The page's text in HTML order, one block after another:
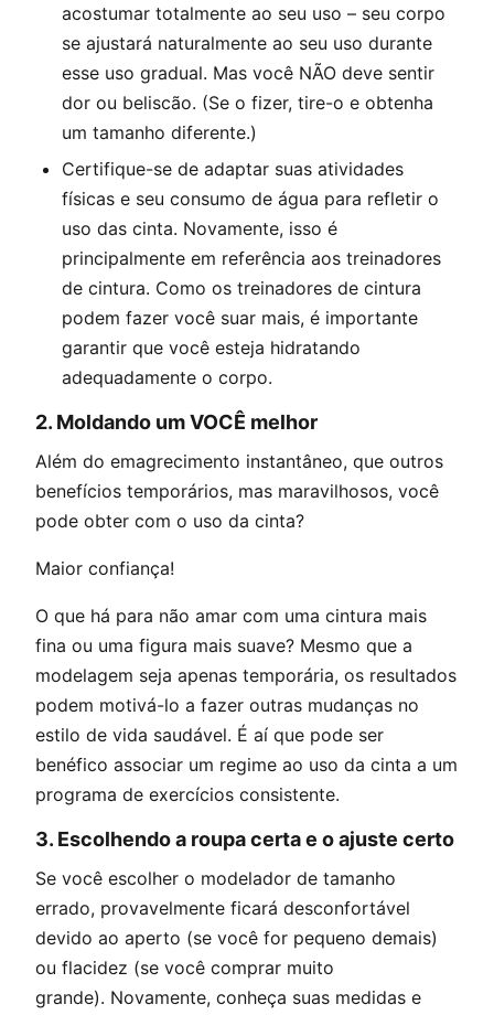
acostumar totalmente ao seu uso – seu corpo
se ajustará naturalmente ao seu uso durante
esse uso gradual. Mas você NÃO deve sentir
dor ou beliscão. (Se o fizer, tire-o e obtenha
um tamanho diferente.)
Certifique-se de adaptar suas atividades
físicas e seu consumo de água para refletir o
uso das cinta. Novamente, isso é
principalmente em referência aos treinadores
de cintura. Como os treinadores de cintura
podem fazer você suar mais, é importante
garantir que você esteja hidratando
adequadamente o corpo.
2. Moldando um VOCÊ melhor
Além do emagrecimento instantâneo, que outros
benefícios temporários, mas maravilhosos, você
pode obter com o uso da cinta?
Maior confiança!
O que há para não amar com uma cintura mais
fina ou uma figura mais suave? Mesmo que a
modelagem seja apenas temporária, os resultados
podem motivá-lo a fazer outras mudanças no
estilo de vida saudável. É aí que pode ser
benéfico associar um regime ao uso da cinta a um
programa de exercícios consistente.
3. Escolhendo a roupa certa e o ajuste certo
Se você escolher o modelador de tamanho
errado, provavelmente ficará desconfortável
devido ao aperto (se você for pequeno demais)
ou flacidez (se você comprar muito
grande). Novamente, conheça suas medidas e